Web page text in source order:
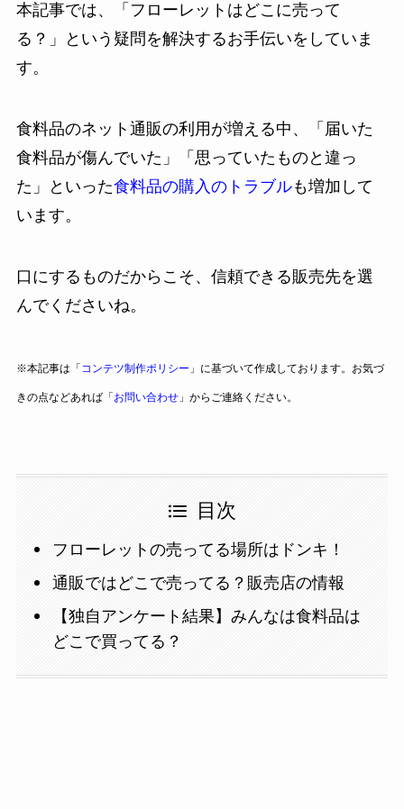
本記事では、「フローレットはどこに売って
る？」という疑問を解決するお手伝いをしていま
す。
食料品のネット通販の利用が増える中、「届いた
食料品が傷んでいた」「思っていたものと違っ
た」といった食料品の購入のトラブルも増加して
います。
口にするものだからこそ、信頼できる販売先を選
んでくださいね。
※本記事は「 コンテツ制作ポリシー 」に基づいて作成しております。お気づ
きの点などあれば「お問い合わせ」からご連絡ください。
目次
フローレットの売ってる場所はドンキ！
通販ではどこで売ってる？販売店の情報
【独自アンケート結果】みんなは食料品は
どこで買ってる？